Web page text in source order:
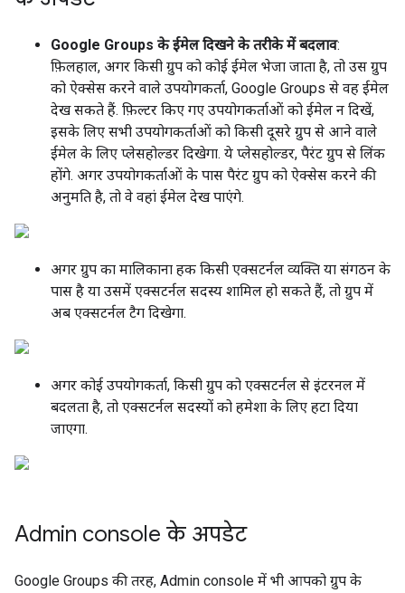
Google Groups के ईमेल दिखने के तरीके में बदलाव:
फ़िलहाल, अगर किसी ग्रुप को कोई ईमेल भेजा जाता है, तो उस ग्रुप
को ऐक्सेस करने वाले उपयोगकर्ता, Google Groups से वह ईमेल
देख सकते हैं. फ़िल्टर किए गए उपयोगकर्ताओं को ईमेल न दिखें,
इसके लिए सभी उपयोगकर्ताओं को किसी दूसरे ग्रुप से आने वाले
ईमेल के लिए प्लेसहोल्डर दिखेगा. ये प्लेसहोल्डर, पैरंट ग्रुप से लिंक
होंगे. अगर उपयोगकर्ताओं के पास पैरंट ग्रुप को ऐक्सेस करने की
अनुमति है, तो वे वहां ईमेल देख पाएंगे.
अगर ग्रुप का मालिकाना हक किसी एक्सटर्नल व्यक्ति या संगठन के
पास है या उसमें एक्सटर्नल सदस्य शामिल हो सकते हैं, तो ग्रुप में
अब एक्सटर्नल टैग दिखेगा.
अगर कोई उपयोगकर्ता, किसी ग्रुप को एक्सटर्नल से इंटरनल में
बदलता है, तो एक्सटर्नल सदस्यों को हमेशा के लिए हटा दिया
जाएगा.
Admin console के अपडेट
Google Groups की तरह, Admin console में भी आपको ग्रुप के